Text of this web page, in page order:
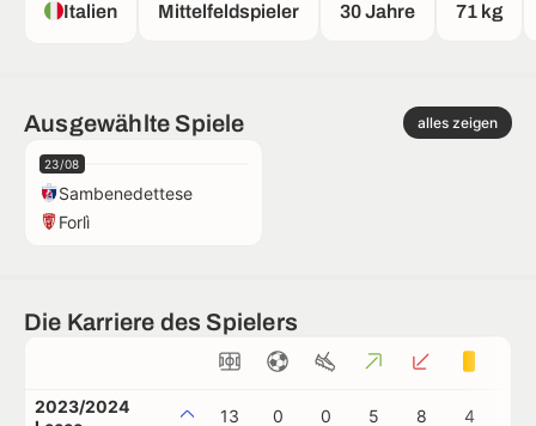
Italien Mittelfeldspieler 30 Jahre 71 kg
Ausgewählte Spiele alles zeigen
23/08
Sambenedettese
Forlì
Die Karriere des Spielers
2023/2024
13 0 0 5 8 4